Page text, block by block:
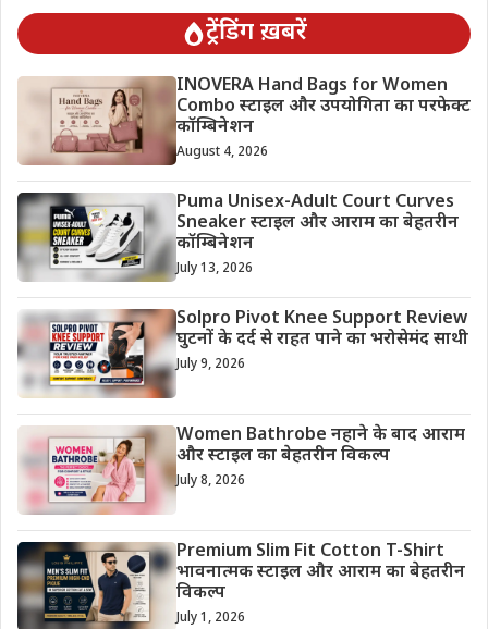
ट्रेंडिंग ख़बरें
INOVERA Hand Bags for Women
Combo स्टाइल और उपयोगिता का परफेक्ट
कॉम्बिनेशन
August 4, 2026
Puma Unisex-Adult Court Curves
Sneaker स्टाइल और आराम का बेहतरीन
कॉम्बिनेशन
July 13, 2026
Solpro Pivot Knee Support Review
घुटनों के दर्द से राहत पाने का भरोसेमंद साथी
July 9, 2026
Women Bathrobe नहाने के बाद आराम
और स्टाइल का बेहतरीन विकल्प
July 8, 2026
Premium Slim Fit Cotton T-Shirt
भावनात्मक स्टाइल और आराम का बेहतरीन
विकल्प
July 1, 2026